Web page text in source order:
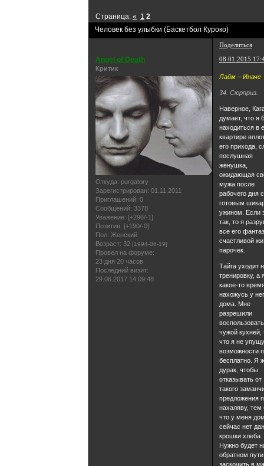
Человек без улыбки (Баскетбол Куроко)
Страница:« 1 2
Поделиться
08.01.2015
Angel of Death
Критик
Откуда: purgatory
Зарегистрирован: 01.11.2011
Приглашений: 0
Сообщений: 3378
Уважение: [+296/-1]
Позитив: [+190/-0]
Пол: Женский
Возраст: 32 [1994-06-19]
Провел на форуме:
23 дня 20 часов
Последний визит:
29.06.2017 14:09:48
Лайм – Иначе
34. Сюрприз.
Наверное,
думает, что я
находиться в
квартире
его прихода,
послушная
жёнушка,
ожидающая
мужа после
рабочего дня с
готовым
ужином. Если
так, то я
все его
счастливой
парочек.
Тайга уходит
тренировку, а
какое-то
нахожусь у
дома. Мне
разрешили
чужой кухней,
что я не
возможности
бесплатно. Я
дурак, чтобы
отказывать от
такого
предложения
нахаляву, тем
что у меня
сейчас нет
крошки хлеба.
Нужно будет
обратном пути
заскочить в